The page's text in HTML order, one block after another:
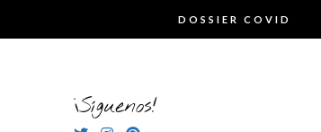
DOSSIER COVID
¡Síguenos!